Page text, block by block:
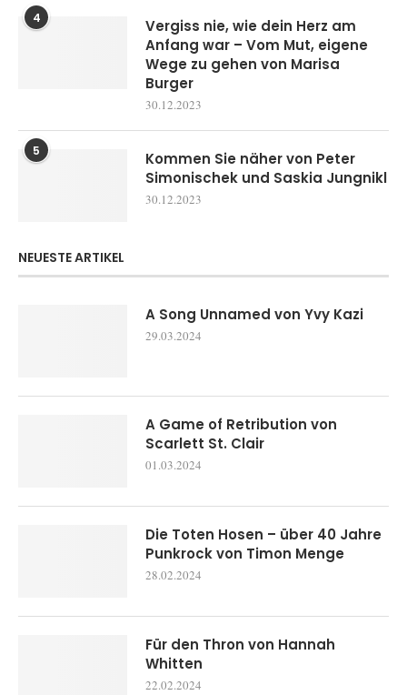
4
Vergiss nie, wie dein Herz am
Anfang war – Vom Mut, eigene
Wege zu gehen von Marisa
Burger
30.12.2023
5
Kommen Sie näher von Peter
Simonischek und Saskia Jungnikl
30.12.2023
NEUESTE ARTIKEL
A Song Unnamed von Yvy Kazi
29.03.2024
A Game of Retribution von
Scarlett St. Clair
01.03.2024
Die Toten Hosen – über 40 Jahre
Punkrock von Timon Menge
28.02.2024
Für den Thron von Hannah
Whitten
22.02.2024